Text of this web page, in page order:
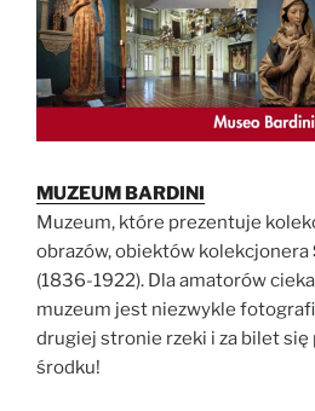
MUZEUM BARDINI
Muzeum, które prezentuje
obrazów, obiektów kolekcjonera
(1836-1922). Dla amatorów
muzeum jest niezwykle
drugiej stronie rzeki i za bilet się
środku!